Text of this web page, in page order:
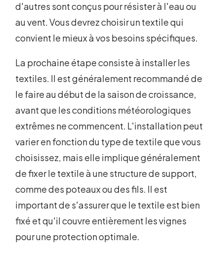
d'autres sont conçus pour résister à l'eau ou
au vent. Vous devrez choisir un textile qui
convient le mieux à vos besoins spécifiques.
La prochaine étape consiste à installer les
textiles. Il est généralement recommandé de
le faire au début de la saison de croissance,
avant que les conditions météorologiques
extrêmes ne commencent. L'installation peut
varier en fonction du type de textile que vous
choisissez, mais elle implique généralement
de fixer le textile à une structure de support,
comme des poteaux ou des fils. Il est
important de s'assurer que le textile est bien
fixé et qu'il couvre entièrement les vignes
pour une protection optimale.